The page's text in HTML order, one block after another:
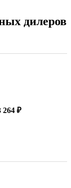
дилеров
264 ₽